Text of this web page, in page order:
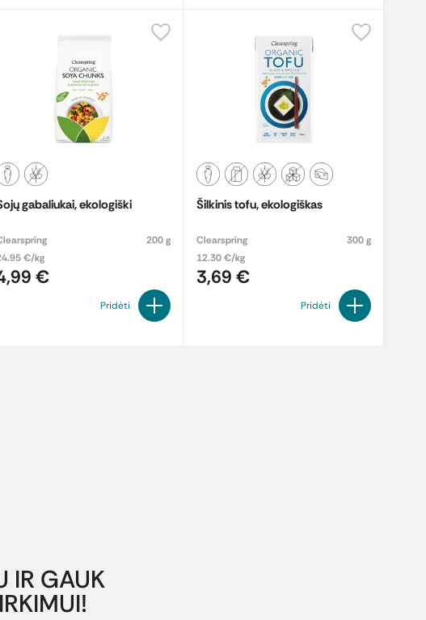
gabaliukai, ekologiški
200 g
€/kg
€
Pridėti
Šilkinis tofu, ekologiškas
Clearspring
300 g
12.30 €/kg
3,69 €
Pridėti
IR GAUK